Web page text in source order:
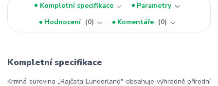
Kompletní specifikace
Parametry
Hodnocení
0 Komentáře 0
Kompletní specifikace
Krmná surovina „Rajčata Lunderland" obsahuje výhradně přírodní